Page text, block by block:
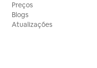
Preços
Blogs
Atualizações